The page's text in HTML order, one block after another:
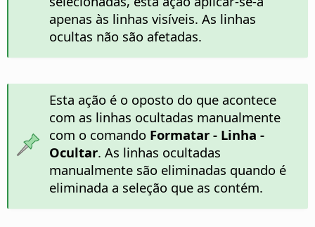
apenas às linhas visíveis. As linhas
ocultas não são afetadas.
Esta ação é o oposto do que acontece
com as linhas ocultadas manualmente
com o comando Formatar - Linha -
Ocultar. As linhas ocultadas
manualmente são eliminadas quando é
eliminada a seleção que as contém.